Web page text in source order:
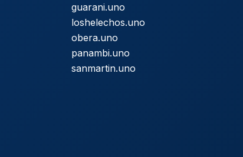
guarani.uno
loshelechos.uno
obera.uno
panambi.uno
sanmartin.uno